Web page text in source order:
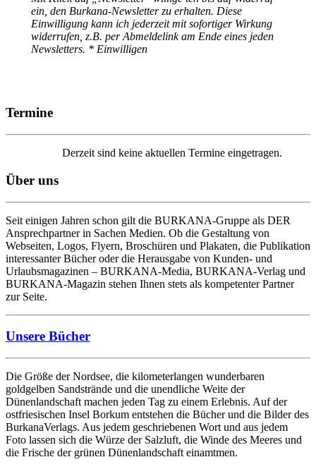
ein, den Burkana-Newsletter zu erhalten. Diese
Einwilligung kann ich jederzeit mit sofortiger Wirkung
widerrufen, z.B. per Abmeldelink am Ende eines jeden
Newsletters. * Einwilligen
Termine
Derzeit sind keine aktuellen Termine eingetragen.
Über uns
Seit einigen Jahren schon gilt die BURKANA-Gruppe als DER
Ansprechpartner in Sachen Medien. Ob die Gestaltung von
Webseiten, Logos, Flyern, Broschüren und Plakaten, die Publikation
interessanter Bücher oder die Herausgabe von Kunden- und
Urlaubsmagazinen – BURKANA-Media, BURKANA-Verlag und
BURKANA-Magazin stehen Ihnen stets als kompetenter Partner
zur Seite.
Unsere Bücher
Die Größe der Nordsee, die kilometerlangen wunderbaren
goldgelben Sandstrände und die unendliche Weite der
Dünenlandschaft machen jeden Tag zu einem Erlebnis. Auf der
ostfriesischen Insel Borkum entstehen die Bücher und die Bilder des
BurkanaVerlags. Aus jedem geschriebenen Wort und aus jedem
Foto lassen sich die Würze der Salzluft, die Winde des Meeres und
die Frische der grünen Dünenlandschaft einamtmen.